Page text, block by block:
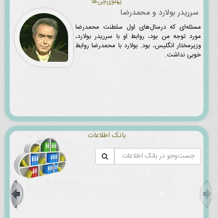
سرریدر بولارد و محمدرضا
مسئله‌ای که درسال‌های اول سلطنت محمدرضا
مورد توجه من بود، روابط او با سرریدر بولارد،
وزیرمختار انگلیس، بود. بولارد با محمدرضا روابط
خوبی نداشت.
بانک اطلاعات